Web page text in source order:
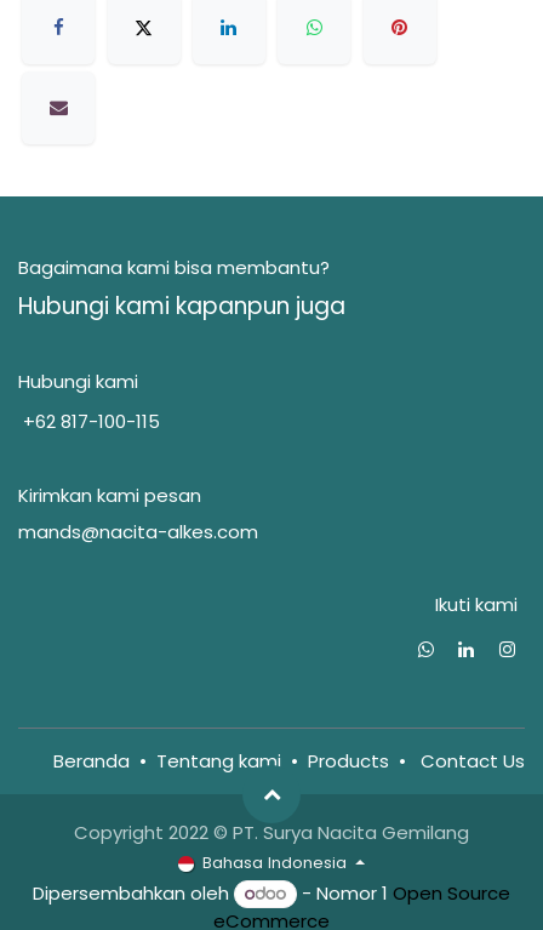
Bagaimana kami bisa membantu?
Hubungi kami kapanpun juga
Hubungi kami
+62 817-100-115
Kirimkan kami pesan
mands@nacita-alkes.com
Ikuti kami
Beranda • Tentang kami • Products • Contact Us
Copyright 2022 © PT. Surya Nacita Gemilang
Bahasa Indonesia
Dipersembahkan oleh - Nomor 1 Open Source
eCommerce